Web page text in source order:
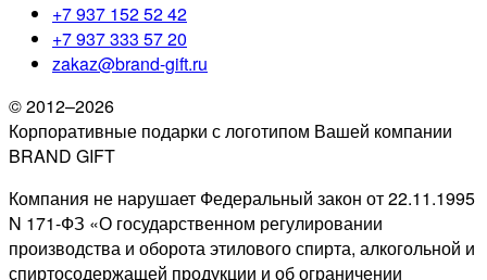
+7 937 152 52 42
+7 937 333 57 20
zakaz@brand-gift.ru
© 2012–2026
Корпоративные подарки с логотипом Вашей компании
BRAND GIFT
Компания не нарушает Федеральный закон от 22.11.1995
N 171-ФЗ «О государственном регулировании
производства и оборота этилового спирта, алкогольной и
спиртосодержащей продукции и об ограничении